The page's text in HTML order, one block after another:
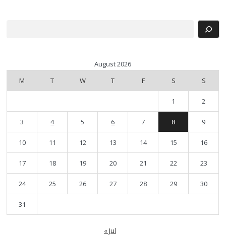
August 2026
M
T W T F S S
1 2
3 4 5 6 7 8 9
10 11 12 13 14 15 16
17 18 19 20 21 22 23
24 25 26 27 28 29 30
31
« Jul